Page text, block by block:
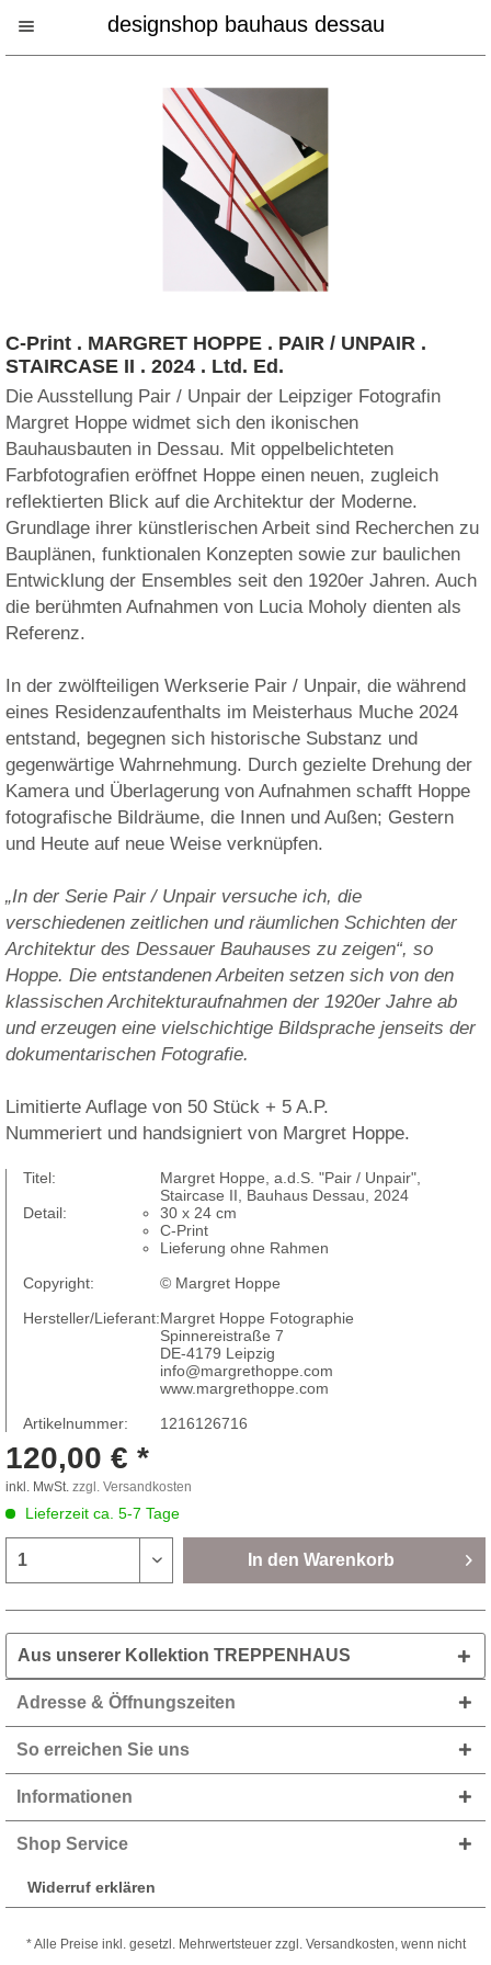
designshop bauhaus dessau
C-Print . MARGRET HOPPE . PAIR / UNPAIR .
STAIRCASE II . 2024 . Ltd. Ed.
Die Ausstellung Pair / Unpair der Leipziger Fotografin
Margret Hoppe widmet sich den ikonischen
Bauhausbauten in Dessau. Mit oppelbelichteten
Farbfotografien eröffnet Hoppe einen neuen, zugleich
reflektierten Blick auf die Architektur der Moderne.
Grundlage ihrer künstlerischen Arbeit sind Recherchen zu
Bauplänen, funktionalen Konzepten sowie zur baulichen
Entwicklung der Ensembles seit den 1920er Jahren. Auch
die berühmten Aufnahmen von Lucia Moholy dienten als
Referenz.
In der zwölfteiligen Werkserie Pair / Unpair, die während
eines Residenzaufenthalts im Meisterhaus Muche 2024
entstand, begegnen sich historische Substanz und
gegenwärtige Wahrnehmung. Durch gezielte Drehung der
Kamera und Überlagerung von Aufnahmen schafft Hoppe
fotografische Bildräume, die Innen und Außen; Gestern
und Heute auf neue Weise verknüpfen.
„In der Serie Pair / Unpair versuche ich, die
verschiedenen zeitlichen und räumlichen Schichten der
Architektur des Dessauer Bauhauses zu zeigen“, so
Hoppe. Die entstandenen Arbeiten setzen sich von den
klassischen Architekturaufnahmen der 1920er Jahre ab
und erzeugen eine vielschichtige Bildsprache jenseits der
dokumentarischen Fotografie.
Limitierte Auflage von 50 Stück + 5 A.P.
Nummeriert und handsigniert von Margret Hoppe.
Titel:
Margret Hoppe, a.d.S. "Pair / Unpair",
Staircase II, Bauhaus Dessau, 2024
Detail:
30 x 24 cm
C-Print
Lieferung ohne Rahmen
Copyright:
© Margret Hoppe
Hersteller/Lieferant:Margret Hoppe Fotographie
Spinnereistraße 7
DE-4179 Leipzig
info@margrethoppe.com
www.margrethoppe.com
Artikelnummer:
1216126716
120,00 € *
inkl. MwSt. zzgl. Versandkosten
Lieferzeit ca. 5-7 Tage
In den Warenkorb
Aus unserer Kollektion TREPPENHAUS
Adresse & Öffnungszeiten
So erreichen Sie uns
Informationen
Shop Service
Widerruf erklären
* Alle Preise inkl. gesetzl. Mehrwertsteuer zzgl. Versandkosten, wenn nicht